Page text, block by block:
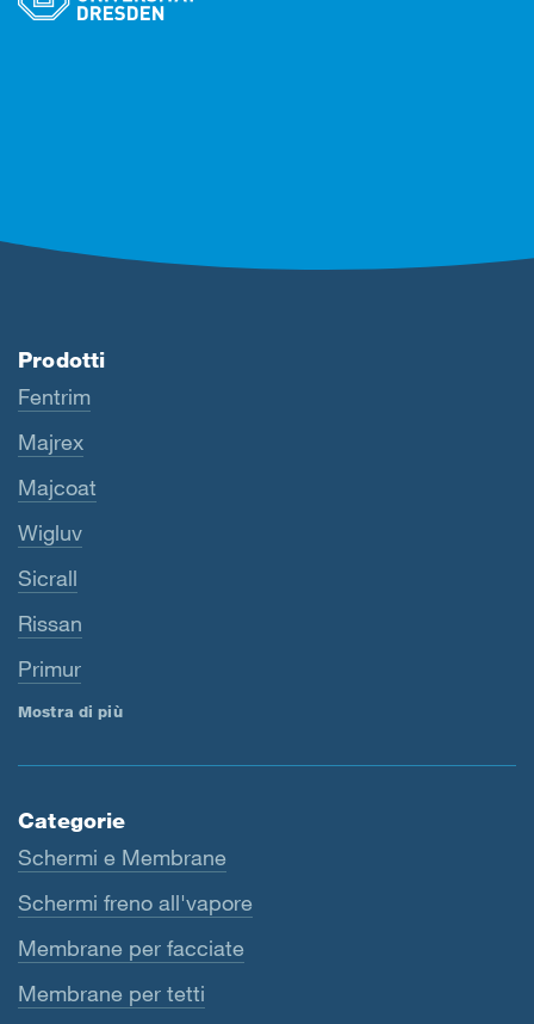
Prodotti
Fentrim
Majrex
Majcoat
Wigluv
Sicrall
Rissan
Primur
Mostra di più
Categorie
Schermi e Membrane
Schermi freno all'vapore
Membrane per facciate
Membrane per tetti